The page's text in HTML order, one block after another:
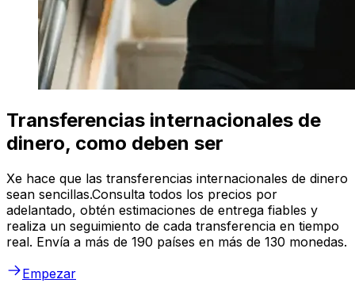
Transferencias internacionales de
dinero, como deben ser
Xe hace que las transferencias internacionales de dinero
sean sencillas.Consulta todos los precios por
adelantado, obtén estimaciones de entrega fiables y
realiza un seguimiento de cada transferencia en tiempo
real. Envía a más de 190 países en más de 130 monedas.
Empezar